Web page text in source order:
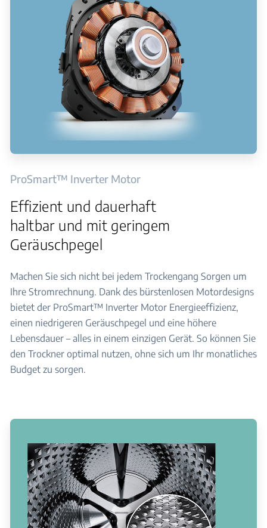
ProSmart™ Inverter Motor
Effizient und dauerhaft
haltbar und mit geringem
Geräuschpegel
Machen Sie sich nicht bei jedem Trockengang Sorgen um
Ihre Stromrechnung. Dank des bürstenlosen Motordesigns
bietet der ProSmart™ Inverter Motor Energieeffizienz,
einen niedrigeren Geräuschpegel und eine höhere
Lebensdauer – alles in einem einzigen Gerät. So können Sie
den Trockner optimal nutzen, ohne sich um Ihr monatliches
Budget zu sorgen.